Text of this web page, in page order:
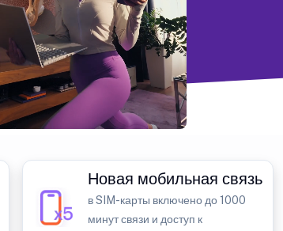
Новая мобильная связь
в SIM-карты включено до 1000
минут связи и доступ к